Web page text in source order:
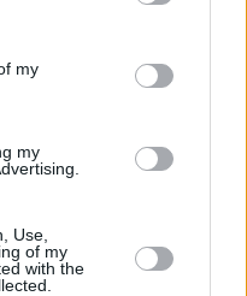
its third-party tags to
in below Google
my
my
Use,
of my
with the
στα Επείγοντα
από τα μαλλιά
καταγγέλλει η